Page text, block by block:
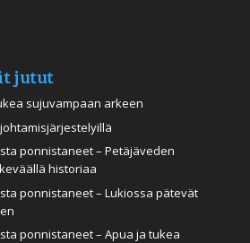
jutut
sujuvampaan arkeen
ponnistaneet – Petäjäveden
historiaa
ponnistaneet – Lukiossa pätevät
ponnistaneet – Apua ja tukea